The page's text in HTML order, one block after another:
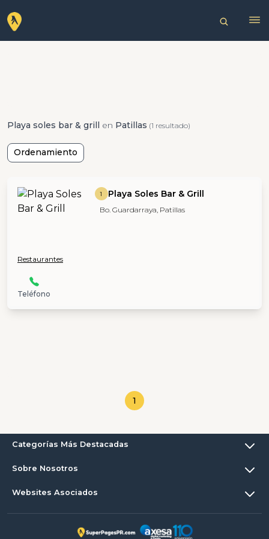
Playa soles bar & grill en Patillas (1 resultado)
Ordenamiento
1 Playa Soles Bar & Grill
Bo. Guardarraya, Patillas
Restaurantes
Teléfono
1
Categorías Más Destacadas
Sobre Nosotros
Websites Asociados